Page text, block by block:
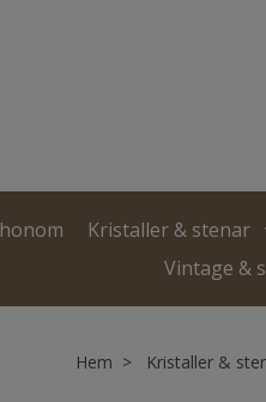
Kristaller & stenar
Vintage &
Hem Kristaller &